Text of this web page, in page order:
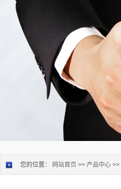
您的位置： 网站首页 >> 产品中心 >>